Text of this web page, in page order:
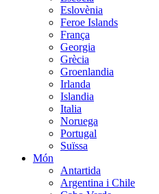
Eslovènia
Feroe Islands
França
Georgia
Grècia
Groenlandia
Irlanda
Islandia
Italia
Noruega
Portugal
Suïssa
Món
Antartida
Argentina i Chile